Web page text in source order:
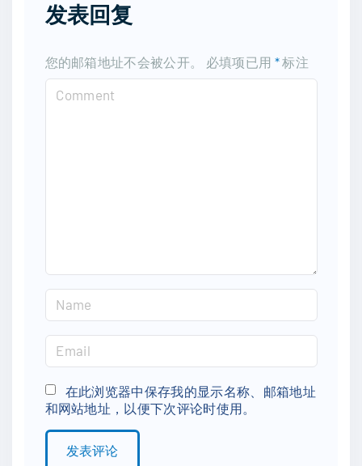
发表回复
您的邮箱地址不会被公开。 必填项已用 *标注
a
e
*
m
a
i
l
在此浏览器中保存我的显示名称、邮箱地址
和网站地址，以便下次评论时使用。